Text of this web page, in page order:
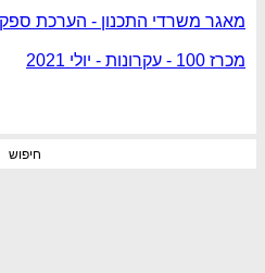
מאגר משרדי התכנון - הערכת ספקים
מכרז 100 - עקרונות - יולי 2021
חיפוש